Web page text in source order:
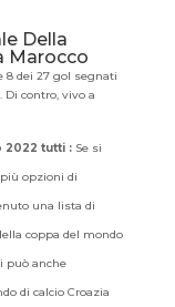
Della
Marocco
8 dei 27 gol segnati
contro, vivo a
2022 tutti :Se si
opzioni di
una lista di
coppa del mondo
può anche
di calcio Croazia